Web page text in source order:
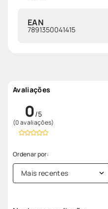
EAN
7891350041415
Avaliações
0
(0 avaliações)
Mais recentes